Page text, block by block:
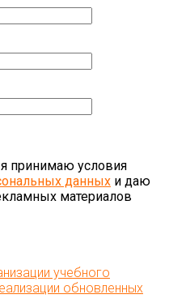
принимаю условия
данных и даю
материалов
учебного
обновленных